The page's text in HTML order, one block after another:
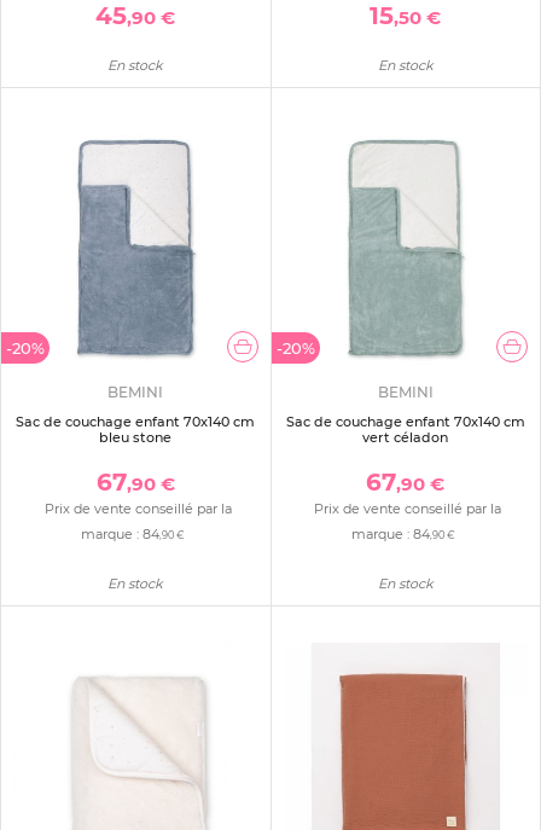
45,90 €
En stock
15,50 €
En stock
-20%
BEMINI
Sac de couchage enfant 70x140 cm
bleu stone
67,90 €
Prix de vente conseillé par la
marque :84,90 €
En stock
-20%
BEMINI
Sac de couchage enfant 70x140 cm
vert céladon
67,90 €
Prix de vente conseillé par la
marque : 84,90 €
En stock